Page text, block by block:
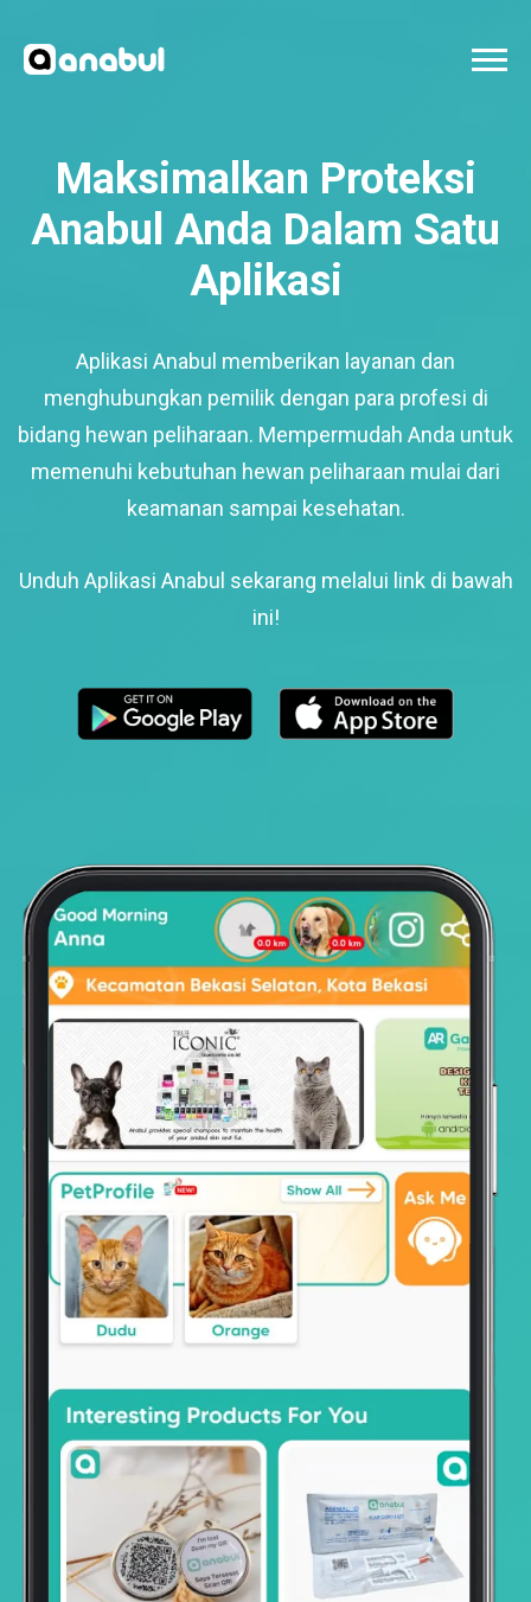
Maksimalkan Proteksi
Anabul Anda Dalam Satu
Aplikasi
Aplikasi Anabul memberikan layanan dan
menghubungkan pemilik dengan para profesi di
bidang hewan peliharaan. Mempermudah Anda untuk
memenuhi kebutuhan hewan peliharaan mulai dari
keamanan sampai kesehatan.
Unduh Aplikasi Anabul sekarang melalui link di bawah
ini!